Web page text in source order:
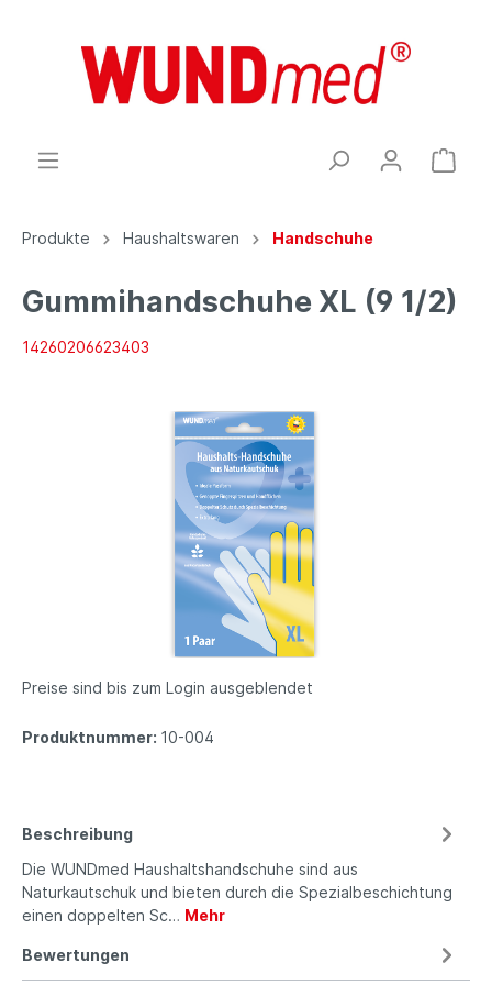
Produkte Haushaltswaren Handschuhe
Gummihandschuhe XL (9 1/2)
14260206623403
Preise sind bis zum Login ausgeblendet
Produktnummer: 10-004
Beschreibung
Die WUNDmed Haushaltshandschuhe sind aus
Naturkautschuk und bieten durch die Spezialbeschichtung
einen doppelten Sc… Mehr
Bewertungen